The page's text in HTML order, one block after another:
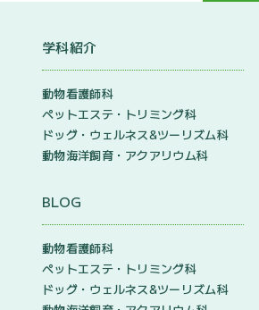
学科紹介
動物看護師科
ペットエステ・トリミング科
ドッグ・ウェルネス&ツーリズム科
動物海洋飼育・アクアリウム科
BLOG
動物看護師科
ペットエステ・トリミング科
ドッグ・ウェルネス&ツーリズム科